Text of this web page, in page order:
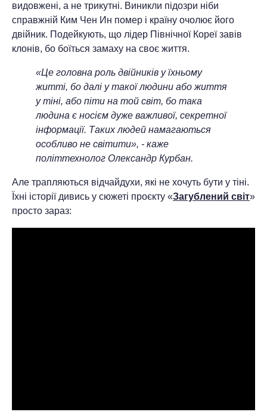
видовжені, а не трикутні. Виникли підозри ніби
справжній Ким Чен Ин помер і країну очолює його
двійник. Подейкують, що лідер Північної Кореї завів
клонів, бо боїться замаху на своє життя.
«Це головна роль двійників у їхньому
житті, бо далі у такої людини або життя
у тіні, або піти на той світ, бо така
людина є носієм дуже важливої, секретної
інформації. Таких людей намагаються
особливо не світити», - каже
політтехнолог Олександр Курбан.
Але трапляються відчайдухи, які не хочуть бути у тіні.
Їхні історії дивись у сюжеті проєкту «Загублений світ»
просто зараз: